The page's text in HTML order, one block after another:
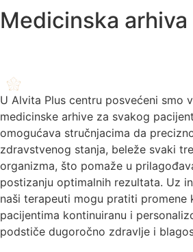
Medicinska arhiva
U Alvita Plus centru posvećeni smo
medicinske arhive za svakog
omogućava stručnjacima da
zdravstvenog stanja, beleže svaki
organizma, što pomaže u
postizanju optimalnih rezultata. Uz
naši terapeuti mogu pratiti promene
pacijentima kontinuiranu i
podstiče dugoročno zdravlje i